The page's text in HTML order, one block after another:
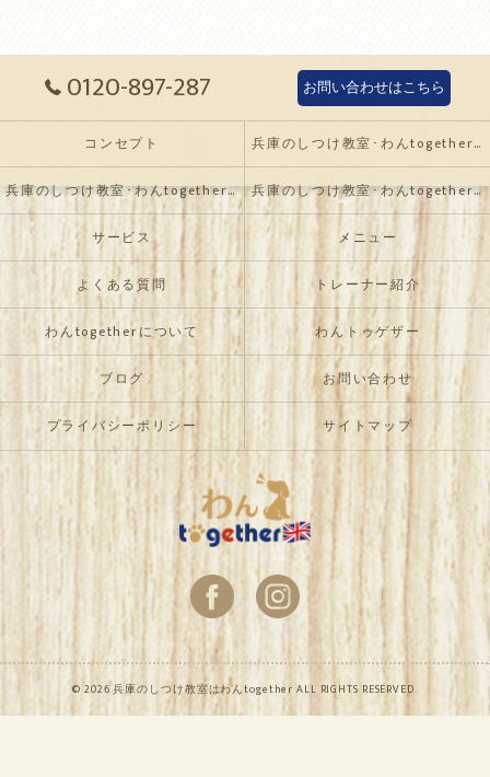
0120-897-287 お問い合わせはこちら
コンセプト 兵庫のしつけ教室･わんtogetherの口コミ情報
兵庫のしつけ教室･わんtogetherの評判 兵庫のしつけ教室･わんtogetherのお客様の声
サービス メニュー
よくある質問 トレーナー紹介
わんtogetherについて わんトゥゲザー
ブログ お問い合わせ
プライバシーポリシー サイトマップ
© 2026 兵庫のしつけ教室はわんtogether ALL RIGHTS RESERVED.